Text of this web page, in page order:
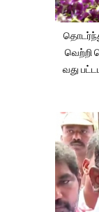
வெற்றி
வது